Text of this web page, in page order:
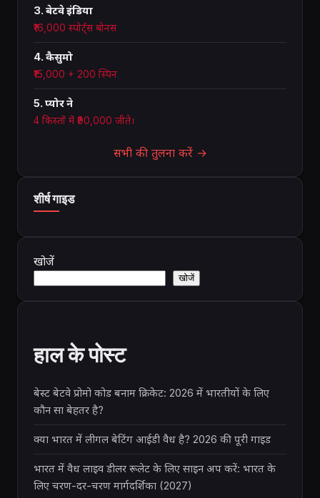
3. बेटवे इंडिया
₹16,000 स्पोर्ट्स बोनस
4. कैसुमो
₹15,000 + 200 स्पिन
5. प्योर ने
4 किस्तों में ₹90,000 जीते।
सभी की तुलना करें →
शीर्ष गाइड
खोजें
खोजें
हाल के पोस्ट
बेस्ट बेटवे प्रोमो कोड बनाम क्रिकेट: 2026 में भारतीयों के लिए
कौन सा बेहतर है?
क्या भारत में लीगल बेटिंग आईडी वैध है? 2026 की पूरी गाइड
भारत में वैध लाइव डीलर रूलेट के लिए साइन अप करें: भारत के
लिए चरण-दर-चरण मार्गदर्शिका (2027)